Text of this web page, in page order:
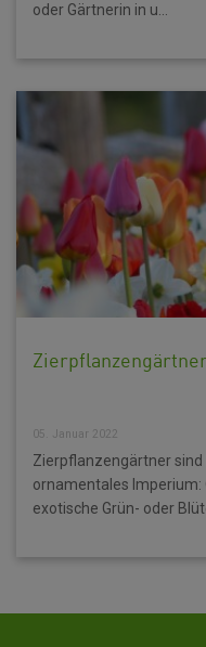
oder Gärtnerin in u...
05. Januar 2022
Zierpflanzengärtner sind
ornamentales Imperium:
exotische Grün- oder